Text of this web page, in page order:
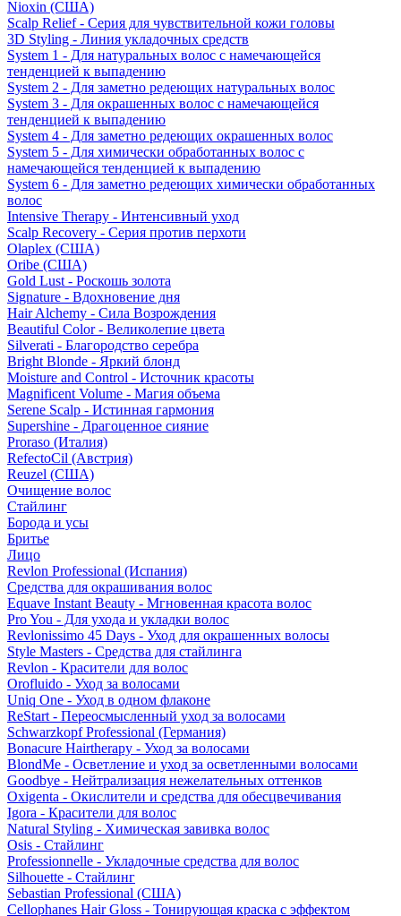
Nioxin (США)
Scalp Relief - Серия для чувствительной кожи головы
3D Styling - Линия укладочных средств
System 1 - Для натуральных волос с намечающейся
тенденцией к выпадению
System 2 - Для заметно редеющих натуральных волос
System 3 - Для окрашенных волос с намечающейся
тенденцией к выпадению
System 4 - Для заметно редеющих окрашенных волос
System 5 - Для химически обработанных волос с
намечающейся тенденцией к выпадению
System 6 - Для заметно редеющих химически обработанных
волос
Intensive Therapy - Интенсивный уход
Scalp Recovery - Серия против перхоти
Olaplex (США)
Oribe (США)
Gold Lust - Роскошь золота
Signature - Вдохновение дня
Hair Alchemy - Сила Возрождения
Beautiful Color - Великолепие цвета
Silverati - Благородство серебра
Bright Blonde - Яркий блонд
Moisture and Control - Источник красоты
Magnificent Volume - Магия объема
Serene Scalp - Истинная гармония
Supershine - Драгоценное сияние
Proraso (Италия)
RefectoCil (Австрия)
Reuzel (США)
Очищение волос
Стайлинг
Борода и усы
Бритье
Лицо
Revlon Professional (Испания)
Средства для окрашивания волос
Equave Instant Beauty - Мгновенная красота волос
Pro You - Для ухода и укладки волос
Revlonissimo 45 Days - Уход для окрашенных волосы
Style Masters - Средства для стайлинга
Revlon - Красители для волос
Orofluido - Уход за волосами
Uniq One - Уход в одном флаконе
ReStart - Переосмысленный уход за волосами
Schwarzkopf Professional (Германия)
Bonacure Hairtherapy - Уход за волосами
BlondMe - Осветление и уход за осветленными волосами
Goodbye - Нейтрализация нежелательных оттенков
Oxigenta - Окислители и средства для обесцвечивания
Igora - Красители для волос
Natural Styling - Химическая завивка волос
Osis - Стайлинг
Professionnelle - Укладочные средства для волос
Silhouette - Стайлинг
Sebastian Professional (США)
Cellophanes Hair Gloss - Тонирующая краска с эффектом